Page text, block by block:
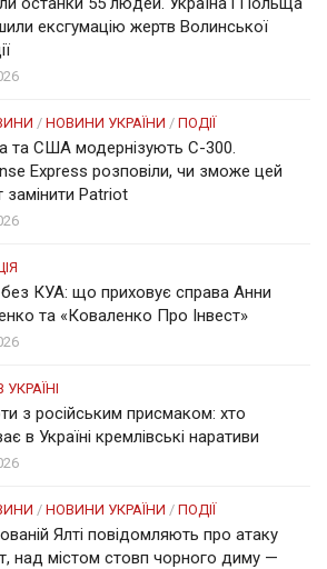
ексгумацію жертв Волинської
/ НОВИНИ УКРАЇНИ / ПОДІЇ
та США модернізують С-300.
Express розповіли, чи зможе цей
замінити Patriot
КУА: що приховує справа Анни
та «Коваленко Про Інвест»
УКРАЇНІ
з російським присмаком: хто
в Україні кремлівські наративи
/ НОВИНИ УКРАЇНИ / ПОДІЇ
Ялті повідомляють про атаку
над містом стовп чорного диму —